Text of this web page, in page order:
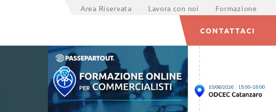
Area Riservata Lavora con noi Formazione
CONTATTACI